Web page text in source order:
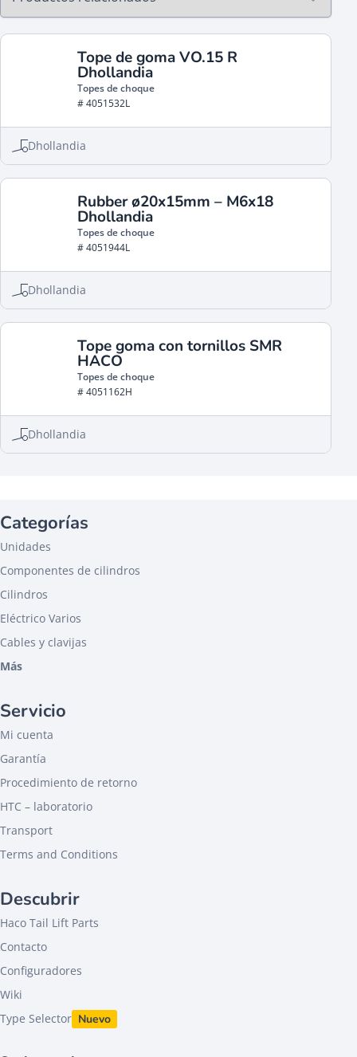
Tope de goma VO.15 R
Dhollandia
Topes de choque
# 4051532L
Dhollandia
Rubber ø20x15mm – M6x18
Dhollandia
Topes de choque
# 4051944L
Dhollandia
Tope goma con tornillos SMR
HACO
Topes de choque
# 4051162H
Dhollandia
Categorías
Unidades
Componentes de cilindros
Cilindros
Eléctrico Varios
Cables y clavijas
Más
Servicio
Mi cuenta
Garantía
Procedimiento de retorno
HTC – laboratorio
Transport
Terms and Conditions
Descubrir
Haco Tail Lift Parts
Contacto
Configuradores
Wiki
Type Selector Nuevo